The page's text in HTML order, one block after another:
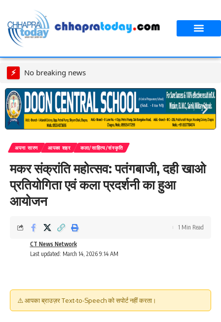
⚡ No breaking news
अपना सारण आपका शहर कला/साहित्य/संस्कृति
मकर संक्रांति महोत्सव: पतंगबाजी, दही खाओ
प्रतियोगिता एवं कला प्रदर्शनी का हुआ
आयोजन
Last updated: March 14, 2026 9:14 AM
CT News Network
1 Min Read
⚠️ आपका ब्राउज़र Text-to-Speech को सपोर्ट नहीं करता।